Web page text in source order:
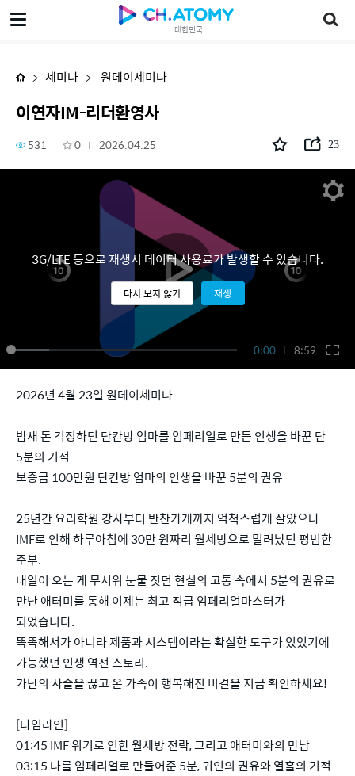
대한민국
이연자IM-리더환영사
세미나 원데이세미나
이연자IM-리더환영사
531 0 2026.04.25 23
0:00 8:59
3G/LTE 등으로 재생시 데이터 사용료가 발생할 수 있습니다.
다시 보지 않기 재생
2026년 4월 23일 원데이세미나
밤새 돈 걱정하던 단칸방 엄마를 임페리얼로 만든 인생을 바꾼 단
5분의 기적
보증금 100만원 단칸방 엄마의 인생을 바꾼 5분의 권유
25년간 요리학원 강사부터 반찬가게까지 억척스럽게 살았으나
IMF로 인해 하루아침에 30만 원짜리 월세방으로 밀려났던 평범한
주부.
내일이 오는 게 무서워 눈물 짓던 현실의 고통 속에서 5분의 권유로
만난 애터미를 통해 이제는 최고 직급 임페리얼마스터가
되었습니다.
똑똑해서가 아니라 제품과 시스템이라는 확실한 도구가 있었기에
가능했던 인생 역전 스토리.
가난의 사슬을 끊고 온 가족이 행복해진 비결을 지금 확인하세요!
[타임라인]
01:45 IMF 위기로 인한 월세방 전락, 그리고 애터미와의 만남
03:15 나를 임페리얼로 만들어준 5분, 귀인의 권유와 열흘의 기적